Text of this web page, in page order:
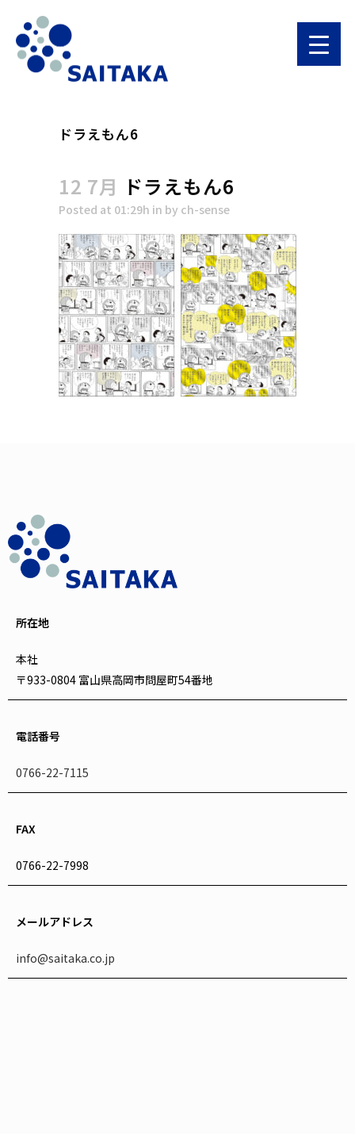
ドラえもん6
12 7月 ドラえもん6
Posted at 01:29h in by ch-sense
所在地
本社
〒933-0804 富山県高岡市問屋町54番地
電話番号
0766-22-7115
FAX
0766-22-7998
メールアドレス
info@saitaka.co.jp